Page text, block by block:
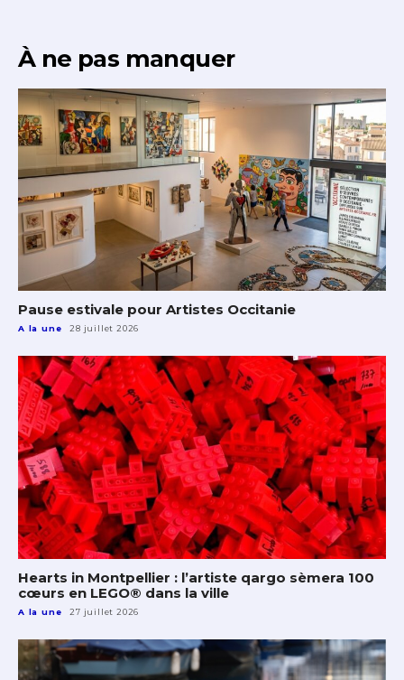
À ne pas manquer
Pause estivale pour Artistes Occitanie
A la une 28 juillet 2026
Hearts in Montpellier : l’artiste qargo sèmera 100
cœurs en LEGO® dans la ville
A la une 27 juillet 2026